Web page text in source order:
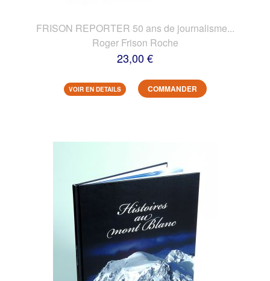
FRISON REPORTER 50 ans de journalisme...
Roger Frison Roche
23,00 €
VOIR EN DETAILS COMMANDER